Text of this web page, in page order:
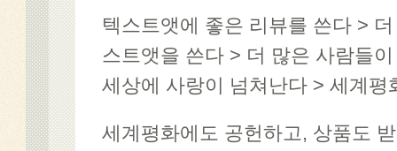
텍스트앳에 좋은 리뷰를 쓴다 >
스트앳을 쓴다 > 더 많은 사람들
세상에 사랑이 넘쳐난다 > 세계평
세계평화에도 공헌하고, 상품도